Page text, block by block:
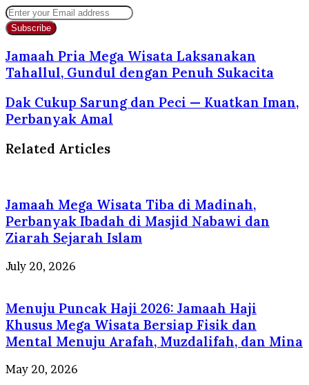
Enter
your
Email
address
Jamaah Pria Mega Wisata Laksanakan
Tahallul, Gundul dengan Penuh Sukacita
Dak Cukup Sarung dan Peci — Kuatkan Iman,
Perbanyak Amal
Related Articles
Jamaah Mega Wisata Tiba di Madinah,
Perbanyak Ibadah di Masjid Nabawi dan
Ziarah Sejarah Islam
July 20, 2026
Menuju Puncak Haji 2026: Jamaah Haji
Khusus Mega Wisata Bersiap Fisik dan
Mental Menuju Arafah, Muzdalifah, dan Mina
May 20, 2026